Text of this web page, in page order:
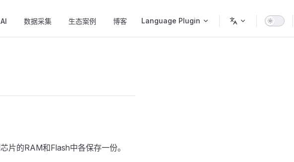
AI 数据采集 生态案例 博客 Language Plugin
片的RAM和Flash中各保存一份。